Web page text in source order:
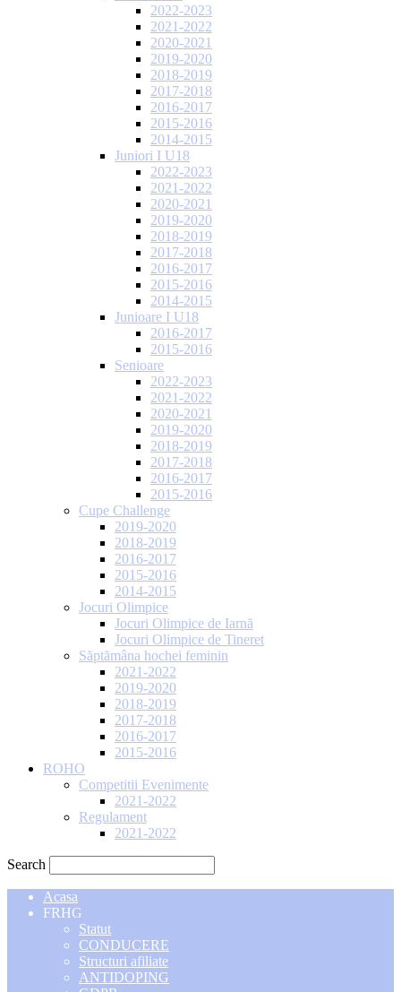
2022-2023
2021-2022
2020-2021
2019-2020
2018-2019
2017-2018
2016-2017
2015-2016
2014-2015
Juniori I U18
2022-2023
2021-2022
2020-2021
2019-2020
2018-2019
2017-2018
2016-2017
2015-2016
2014-2015
Junioare I U18
2016-2017
2015-2016
Senioare
2022-2023
2021-2022
2020-2021
2019-2020
2018-2019
2017-2018
2016-2017
2015-2016
Cupe Challenge
2019-2020
2018-2019
2016-2017
2015-2016
2014-2015
Jocuri Olimpice
Jocuri Olimpice de Iarnă
Jocuri Olimpice de Tineret
Săptămâna hochei feminin
2021-2022
2019-2020
2018-2019
2017-2018
2016-2017
2015-2016
ROHO
Competitii Evenimente
2021-2022
Regulament
2021-2022
Search
Acasa
FRHG
Statut
CONDUCERE
Structuri afiliate
ANTIDOPING